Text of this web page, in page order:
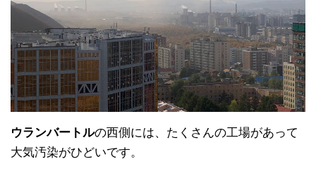
ウランバートルの西側には、たくさんの工場があって
大気汚染がひどいです。